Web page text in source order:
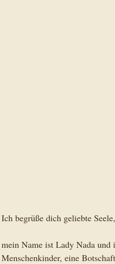
Ich begrüße dich geliebte Seele,
mein Name ist Lady Nada und
Menschenkinder, eine